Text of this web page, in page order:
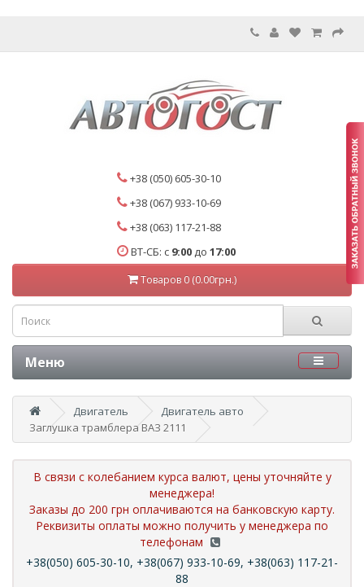
+38 (050) 605-30-10
+38 (067) 933-10-69
+38 (063) 117-21-88
ВТ-СБ: с 9:00 до 17:00
Товаров 0 (0.00грн.)
Меню
Двигатель
Двигатель авто
Заглушка трамблера ВАЗ 2111
В связи с колебанием курса валют, цены уточняйте у
менеджера!
Заказы до 200 грн оплачиваются на банковскую карту.
Реквизиты оплаты можно получить у менеджера по
телефонам
+38(050) 605-30-10, +38(067) 933-10-69, +38(063) 117-21-
88